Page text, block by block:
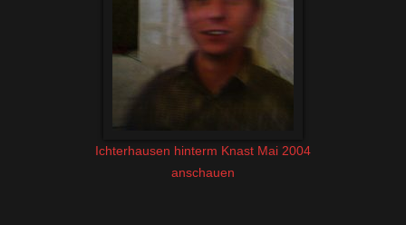
Ichterhausen hinterm Knast Mai 2004
anschauen